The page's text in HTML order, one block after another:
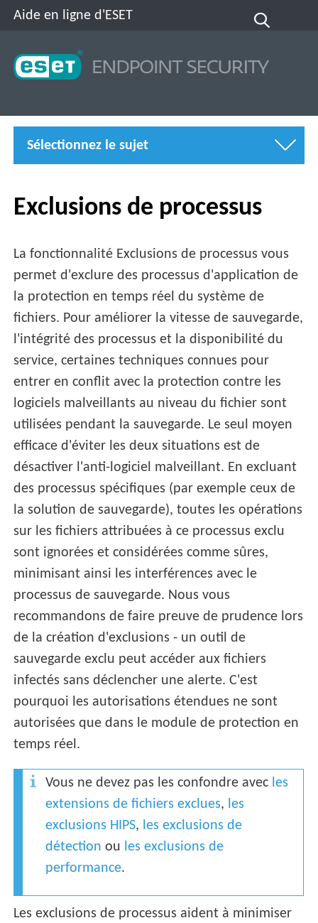
Aide en ligne d'ESET
Sélectionnez le sujet
Exclusions de processus
La fonctionnalité Exclusions de processus vous
permet d'exclure des processus d'application de
la protection en temps réel du système de
fichiers. Pour améliorer la vitesse de sauvegarde,
l'intégrité des processus et la disponibilité du
service, certaines techniques connues pour
entrer en conflit avec la protection contre les
logiciels malveillants au niveau du fichier sont
utilisées pendant la sauvegarde. Le seul moyen
efficace d'éviter les deux situations est de
désactiver l'anti-logiciel malveillant. En excluant
des processus spécifiques (par exemple ceux de
la solution de sauvegarde), toutes les opérations
sur les fichiers attribuées à ce processus exclu
sont ignorées et considérées comme sûres,
minimisant ainsi les interférences avec le
processus de sauvegarde. Nous vous
recommandons de faire preuve de prudence lors
de la création d'exclusions - un outil de
sauvegarde exclu peut accéder aux fichiers
infectés sans déclencher une alerte. C'est
pourquoi les autorisations étendues ne sont
autorisées que dans le module de protection en
temps réel.
Vous ne devez pas les confondre avec les
extensions de fichiers exclues, les
exclusions HIPS, les exclusions de
détection ou les exclusions de
performance.
Les exclusions de processus aident à minimiser